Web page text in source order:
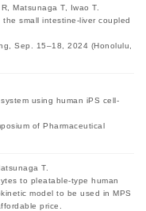
Matsunaga T, Iwao T.
small intestine-liver coupled
Sep. 15–18, 2024 (Honolulu,
using human iPS cell-
of Pharmaceutical
T.
to pleatable-type human
model to be used in MPS
price.